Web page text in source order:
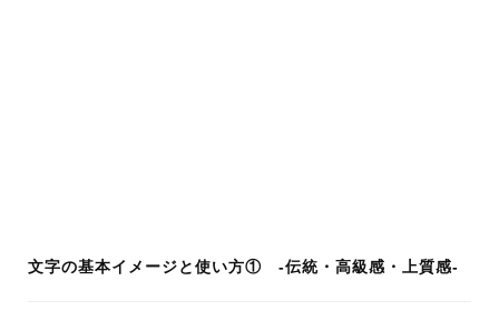
文字の基本イメージと使い方① -伝統・高級感・上質感-